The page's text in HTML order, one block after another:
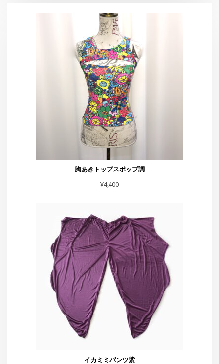
胸あきトップスポップ調
¥4,400
イカミミパンツ紫